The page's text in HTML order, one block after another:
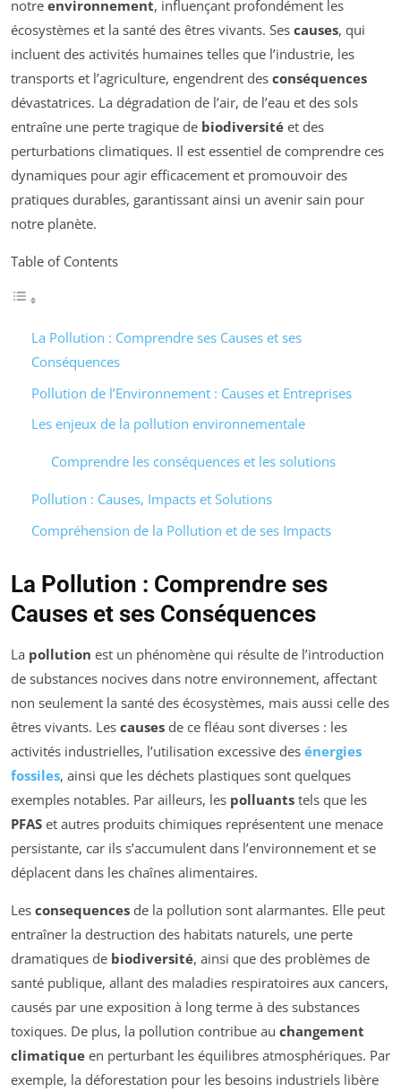
notre environnement, influençant profondément les
écosystèmes et la santé des êtres vivants. Ses causes, qui
incluent des activités humaines telles que l’industrie, les
transports et l’agriculture, engendrent des conséquences
dévastatrices. La dégradation de l’air, de l’eau et des sols
entraîne une perte tragique de biodiversité et des
perturbations climatiques. Il est essentiel de comprendre ces
dynamiques pour agir efficacement et promouvoir des
pratiques durables, garantissant ainsi un avenir sain pour
notre planète.
Table of Contents
La Pollution : Comprendre ses Causes et ses
Conséquences
Pollution de l’Environnement : Causes et Entreprises
Les enjeux de la pollution environnementale
Comprendre les conséquences et les solutions
Pollution : Causes, Impacts et Solutions
Compréhension de la Pollution et de ses Impacts
La Pollution : Comprendre ses
Causes et ses Conséquences
La pollution est un phénomène qui résulte de l’introduction
de substances nocives dans notre environnement, affectant
non seulement la santé des écosystèmes, mais aussi celle des
êtres vivants. Les causes de ce fléau sont diverses : les
activités industrielles, l’utilisation excessive des énergies
fossiles, ainsi que les déchets plastiques sont quelques
exemples notables. Par ailleurs, les polluants tels que les
PFAS et autres produits chimiques représentent une menace
persistante, car ils s’accumulent dans l’environnement et se
déplacent dans les chaînes alimentaires.
Les consequences de la pollution sont alarmantes. Elle peut
entraîner la destruction des habitats naturels, une perte
dramatiques de biodiversité, ainsi que des problèmes de
santé publique, allant des maladies respiratoires aux cancers,
causés par une exposition à long terme à des substances
toxiques. De plus, la pollution contribue au changement
climatique en perturbant les équilibres atmosphériques. Par
exemple, la déforestation pour les besoins industriels libère